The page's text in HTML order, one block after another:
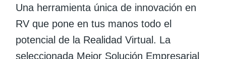
Una herramienta única de innovación en
RV que pone en tus manos todo el
potencial de la Realidad Virtual. La
seleccionada Mejor Solución Empresarial